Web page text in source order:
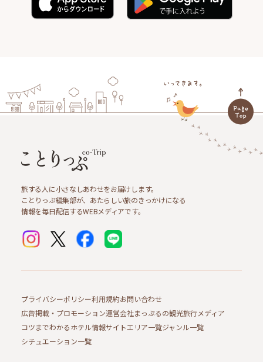
旅する人に小さなしあわせをお届けします。
ことりっぷ編集部が、あたらしい旅のきっかけになる
情報を毎日配信するWEBメディアです。
プライバシーポリシー利用規約お問い合わせ
広告掲載・プロモーション運営会社まっぷるの観光旅行メディア
コツまでわかるホテル情報サイトエリア一覧ジャンル一覧
シチュエーション一覧